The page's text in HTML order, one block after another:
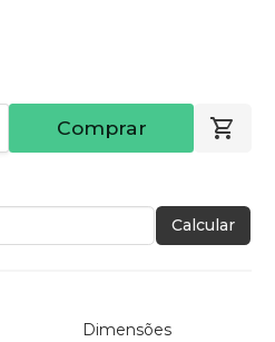
Comprar
Calcular
Dimensões